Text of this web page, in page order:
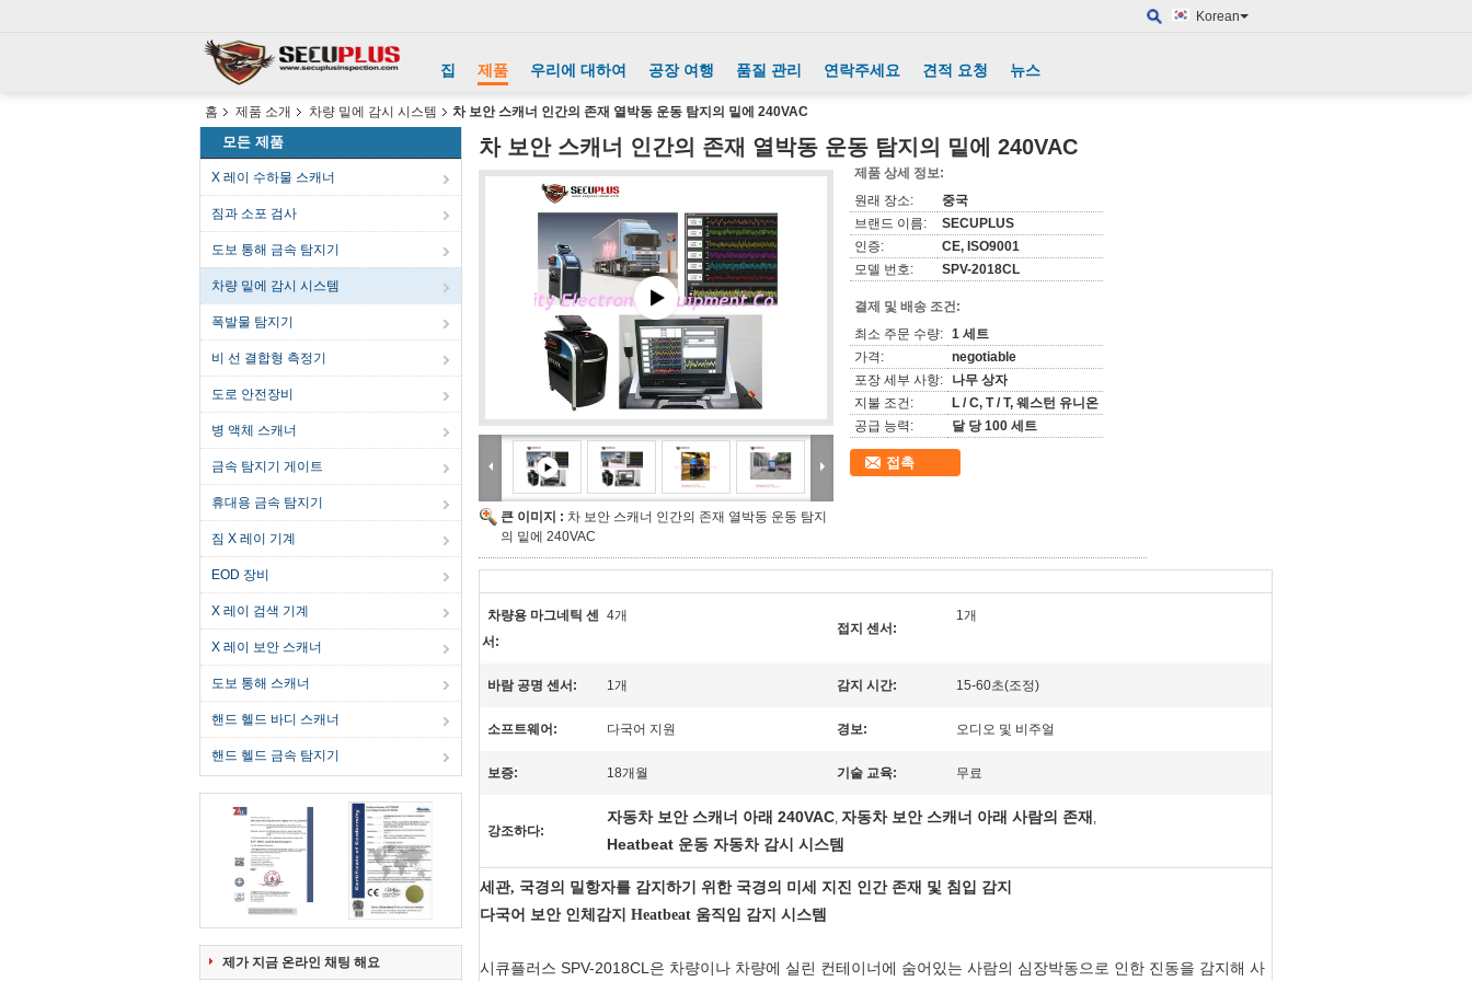
Korean
집 제품 우리에 대하여 공장 여행 품질 관리 연락주세요 견적 요청 뉴스
홈 제품 소개 차량 밑에 감시 시스템 차 보안 스캐너 인간의 존재 열박동 운동 탐지의 밑에 240VAC
모든 제품
X 레이 수하물 스캐너
짐과 소포 검사
도보 통해 금속 탐지기
차량 밑에 감시 시스템
폭발물 탐지기
비 선 결합형 측정기
도로 안전장비
병 액체 스캐너
금속 탐지기 게이트
휴대용 금속 탐지기
짐 X 레이 기계
EOD 장비
X 레이 검색 기계
X 레이 보안 스캐너
도보 통해 스캐너
핸드 헬드 바디 스캐너
핸드 헬드 금속 탐지기
제가 지금 온라인 채팅 해요
차 보안 스캐너 인간의 존재 열박동 운동 탐지의 밑에 240VAC
큰 이미지 : 차 보안 스캐너 인간의 존재 열박동 운동 탐지
의 밑에 240VAC
제품 상세 정보:
원래 장소:
중국
브랜드 이름:
SECUPLUS
인증:
CE, ISO9001
모델 번호:
SPV-2018CL
결제 및 배송 조건:
최소 주문 수량: 1 세트
가격:
negotiable
포장 세부 사항:
나무 상자
지불 조건:
L / C, T / T, 웨스턴 유니온
공급 능력:
달 당 100 세트
접촉
차량용 마그네틱 센
서:
4개
접지 센서:
1개
바람 공명 센서: 1개 감지 시간: 15-60초(조정)
소프트웨어: 다국어 지원 경보: 오디오 및 비주얼
보증: 18개월 기술 교육: 무료
강조하다:
자동차 보안 스캐너 아래 240VAC, 자동차 보안 스캐너 아래 사람의 존재 ,
Heatbeat 운동 자동차 감시 시스템
세관, 국경의 밀항자를 감지하기 위한 국경의 미세 지진 인간 존재 및 침입 감지
다국어 보안 인체감지 Heatbeat 움직임 감지 시스템
시큐플러스 SPV-2018CL은 차량이나 차량에 실린 컨테이너에 숨어있는 사람의 심장박동으로 인한 진동을 감지해 사